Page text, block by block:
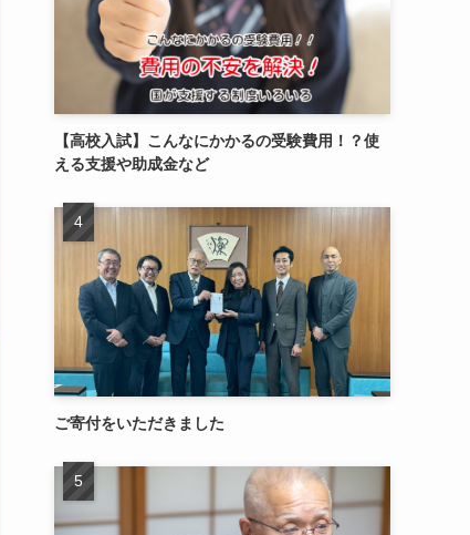
【高校入試】こんなにかかるの受験費用！？使
える支援や助成金など
ご寄付をいただきました